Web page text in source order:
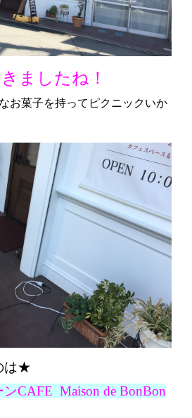
ましたね！
お菓子を持ってピクニックいか
は★
ンCAFE Maison de BonBon